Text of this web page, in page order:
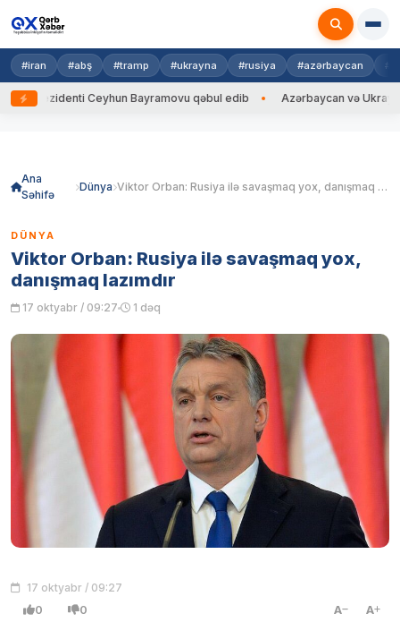
#iran #abş #tramp #ukrayna #rusiya #azərbaycan
Ceyhun Bayramovu qəbul edib Azərbaycan və Ukrayna XİN
Ana
Səhifə
Dünya Viktor Orban: Rusiya ilə savaşmaq yox, danışmaq lazımdır
DÜNYA
Viktor Orban: Rusiya ilə savaşmaq yox,
danışmaq lazımdır
17 oktyabr / 09:27 1 dəq
17 oktyabr / 09:27
0 0 A A